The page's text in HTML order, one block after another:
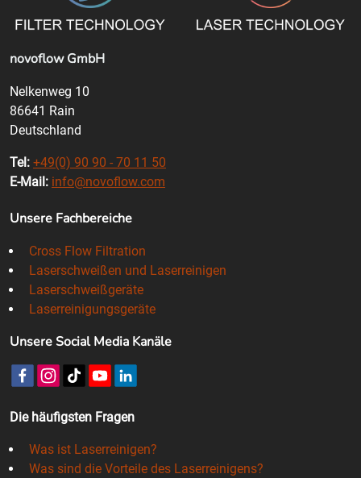
novoflow GmbH
Nelkenweg 10
86641 Rain
Deutschland
Tel: +49(0) 90 90 - 70 11 50
E-Mail: info@novoflow.com
Unsere Fachbereiche
Cross Flow Filtration
Laserschweißen und Laserreinigen
Laserschweißgeräte
Laserreinigungsgeräte
Unsere Social Media Kanäle
Die häufigsten Fragen
Was ist Laserreinigen?
Was sind die Vorteile des Laserreinigens?